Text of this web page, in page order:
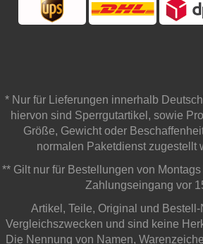
* Nur für Lieferungen innerhalb
hiervon sind Sperrgutartikel, sowie
Größe, Gewicht oder
normalen Paketdienst zugestellt
** Gilt nur für Bestellungen von
Zahlungseingang vor
Artikel, Teile, Original und Bestell-
Vergleichszwecken und sind keine
Die Nennung von Namen,